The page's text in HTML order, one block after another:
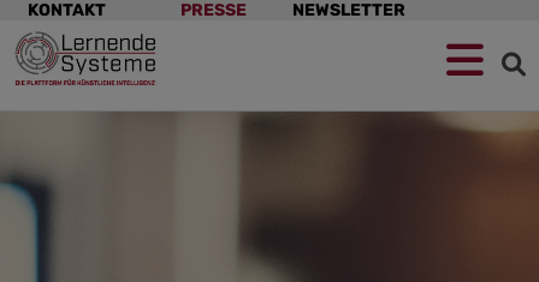
Zur
Navigation
springen
Zum
Hauptinhalt
springen
Zum
Footer
springen
Navigation
überspringen
KONTAKT PRESSE NEWSLETTER